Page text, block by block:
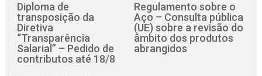
Diploma de
transposição da
Diretiva
“Transparência
Salarial” – Pedido de
contributos até 18/8
Regulamento sobre o
Aço – Consulta pública
(UE) sobre a revisão do
âmbito dos produtos
abrangidos